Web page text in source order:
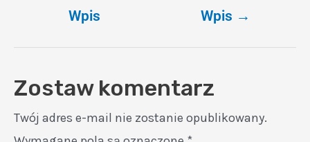
Wpis
Wpis →
Zostaw komentarz
Twój adres e-mail nie zostanie opublikowany.